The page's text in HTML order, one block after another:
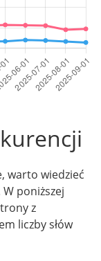
warto wiedzieć
poniższej
z
liczby słów